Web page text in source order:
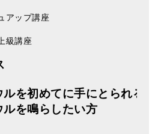
アップ講座
級講座
を初めてに手にとられる方
ルを鳴らしたい方